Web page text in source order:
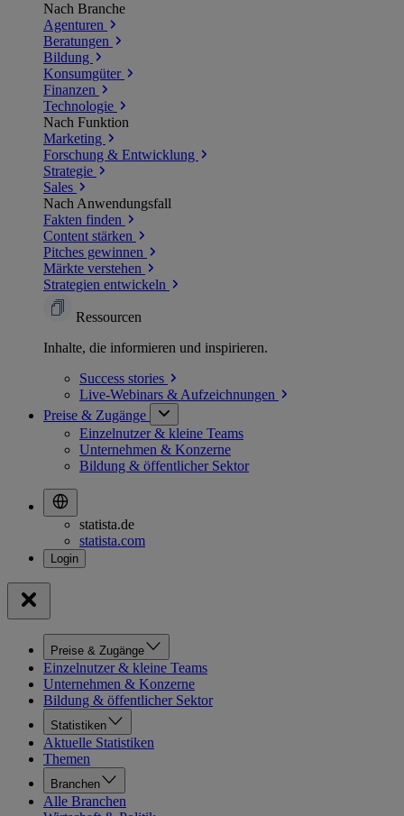
Nach Branche
Agenturen
Beratungen
Bildung
Konsumgüter
Finanzen
Technologie
Nach Funktion
Marketing
Forschung & Entwicklung
Strategie
Sales
Nach Anwendungsfall
Fakten finden
Content stärken
Pitches gewinnen
Märkte verstehen
Strategien entwickeln
Ressourcen
Inhalte, die informieren und inspirieren.
Success stories
Live-Webinars & Aufzeichnungen
Preise & Zugänge
Einzelnutzer & kleine Teams
Unternehmen & Konzerne
Bildung & öffentlicher Sektor
statista.de
statista.com
Preise & Zugänge
Einzelnutzer & kleine Teams
Unternehmen & Konzerne
Bildung & öffentlicher Sektor
Statistiken
Aktuelle Statistiken
Themen
Branchen
Alle Branchen